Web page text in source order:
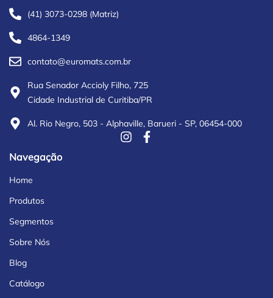
(41) 3073-0298 (Matriz)
4864-1349
contato@euromats.com.br
Rua Senador Accioly Filho, 725
Cidade Industrial de Curitiba/PR
Al. Rio Negro, 503 - Alphaville, Barueri - SP, 06454-000
Navegação
Home
Produtos
Segmentos
Sobre Nós
Blog
Catálogo